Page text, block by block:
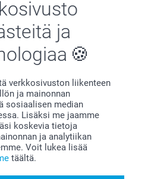
ja
verkkosivuston liikenteen
ja mainonnan
sosiaalisen median
Lisäksi me jaamme
koskevia tietoja
ja analytiikan
Voit lukea lisää
täältä.
ja palautteesta, se on
Kiva että pidät
että siitä on iloa pitkäksi
ja -näköinen!
Keraaminen kulho
2 mallia